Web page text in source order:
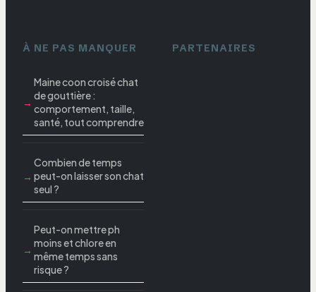
À NE PAS MANQUER
Maine coon croisé chat
de gouttière :
comportement, taille,
santé, tout comprendre
Combien de temps
peut-on laisser son chat
seul ?
Peut-on mettre ph
moins et chlore en
même temps sans
risque ?
PARTENAIRES